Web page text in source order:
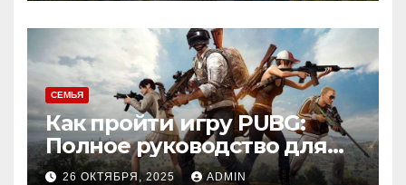
СЕМЬЯ
Как пройти игру PUBG:
Полное руководство для
новичков
26 ОКТЯБРЯ, 2025 ADMIN